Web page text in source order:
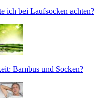
ich bei Laufsocken achten?
Bambus und Socken?